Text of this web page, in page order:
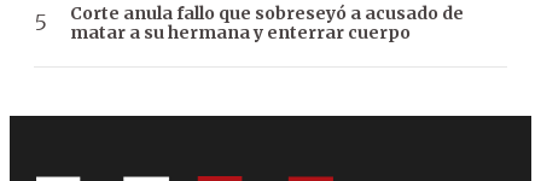
Corte anula fallo que sobreseyó a acusado de
matar a su hermana y enterrar cuerpo